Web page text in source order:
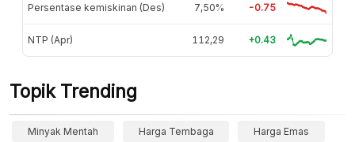
Persentase kemiskinan (Des) 7,50% -0.75
NTP (Apr) 112,29 +0.43
Topik Trending
Minyak Mentah Harga Tembaga Harga Emas